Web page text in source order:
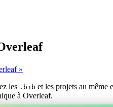
»
les .bib et les projets au même
à Overleaf.